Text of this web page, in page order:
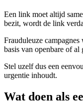
Een link moet altijd
bezit, wordt de link
Frauduleuze
basis van openbare of
Stel uzelf dus een
urgentie inhoudt.
Wat doen als